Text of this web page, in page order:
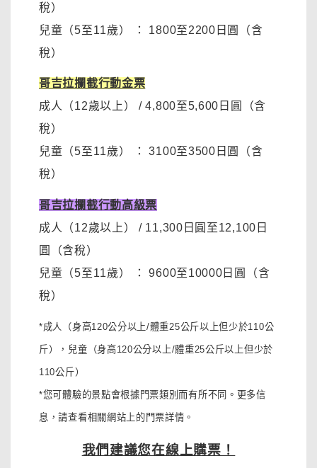
稅）
兒童（5至11歲）
： 1800至2200日圓
（含
稅）
哥吉拉攔截行動金票
成人（12歲以上）
/4,800至5,600日圓（含
稅）
兒童（5至11歲）
：3100至3500日圓
（含
稅）
哥吉拉攔截行動高級票
成人（12歲以上）
/ 11,300日圓至12,100日
圓
（含稅）
兒童（5至11歲）
：9600至10000日圓
（含
稅）
*成人（身高120公分以上/體重25公斤以上但少於110公
斤）， 兒童（身高120公分以上/體重25公斤以上但少於
110公斤）
*您可體驗的景點會根據門票類別而有所不同。更多信
息，請查看相關網站上的門票詳情。
我們建議您在線上購票！